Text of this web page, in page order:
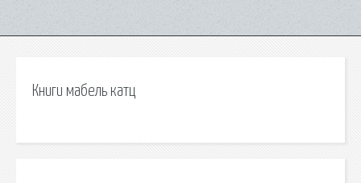
Книги мабель катц